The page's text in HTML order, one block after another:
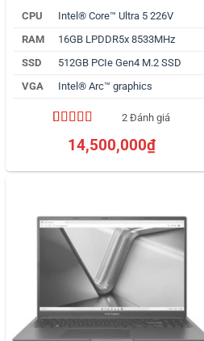
CPU
Intel® Core™ Ultra 5 226V
RAM
16GB LPDDR5x 8533MHz
SSD
512GB PCIe Gen4 M.2 SSD
VGA
Intel® Arc™ graphics
5.00 trên 5
dựa trên
2 Đánh giá
14,500,000₫